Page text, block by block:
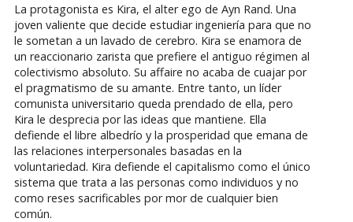
La protagonista es Kira, el alter ego de Ayn Rand. Una
joven valiente que decide estudiar ingeniería para que no
le sometan a un lavado de cerebro. Kira se enamora de
un reaccionario zarista que prefiere el antiguo régimen al
colectivismo absoluto. Su affaire no acaba de cuajar por
el pragmatismo de su amante. Entre tanto, un líder
comunista universitario queda prendado de ella, pero
Kira le desprecia por las ideas que mantiene. Ella
defiende el libre albedrío y la prosperidad que emana de
las relaciones interpersonales basadas en la
voluntariedad. Kira defiende el capitalismo como el único
sistema que trata a las personas como individuos y no
como reses sacrificables por mor de cualquier bien
común.